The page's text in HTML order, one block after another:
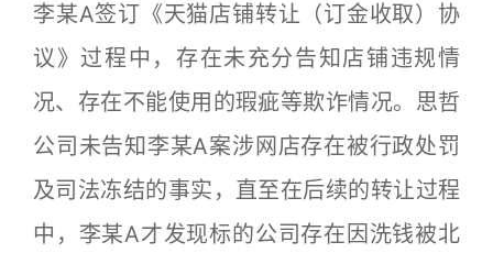
李某A签订《天猫店铺转让（订金收取）协
议》过程中，存在未充分告知店铺违规情
况、存在不能使用的瑕疵等欺诈情况。思哲
公司未告知李某A案涉网店存在被行政处罚
及司法冻结的事实，直至在后续的转让过程
中，李某A才发现标的公司存在因洗钱被北